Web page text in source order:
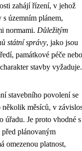
zahájí řízení, v jehož
s územním plánem,
normami. Důležitým
státní správy, jako jsou
památkové péče nebo
stavby vyžaduje.
stavebního povolení se
měsíců, v
úřadu. Je proto vhodné s
před plánovaným
omezenou platnost,